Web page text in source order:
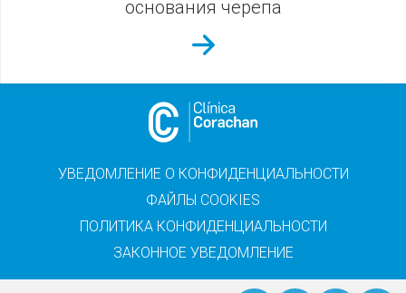
основания черепа
УВЕДОМЛЕНИЕ О КОНФИДЕНЦИАЛЬНОСТИ
ФАЙЛЫ COOKIES
ПОЛИТИКА КОНФИДЕНЦИАЛЬНОСТИ
ЗАКОННОЕ УВЕДОМЛЕНИЕ